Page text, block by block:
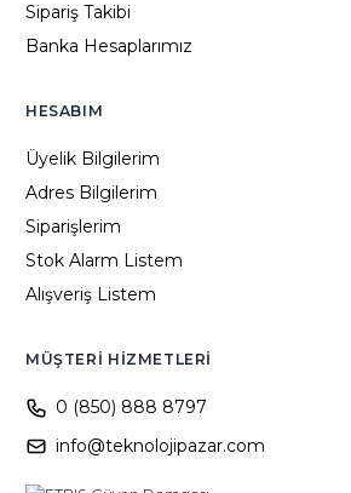
Sipariş Takibi
Banka Hesaplarımız
HESABIM
Üyelik Bilgilerim
Adres Bilgilerim
Siparişlerim
Stok Alarm Listem
Alışveriş Listem
MÜŞTERI HIZMETLERI
0 (850) 888 8797
info@teknolojipazar.com